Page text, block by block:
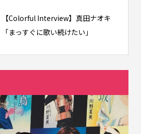
【Colorful Interview】真田ナオキ
「まっすぐに歌い続けたい」